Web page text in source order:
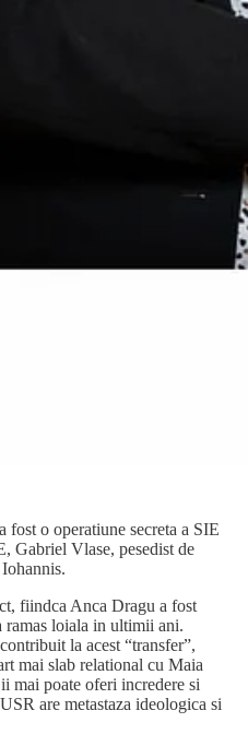
o operatiune secreta a SIE
Gabriel Vlase, pesedist de
fiindca Anca Dragu a fost
loiala in ultimii ani.
la acest “transfer”,
mai slab relational cu Maia
mai poate oferi incredere si
are metastaza ideologica si